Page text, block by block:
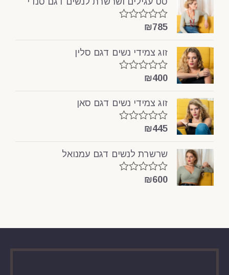
5
דורג
5
₪785
זוג צמידי נשים דגם סלין
דורג
5
₪400
זוג צמידי נשים דגם סאן
דורג
5
₪445
שרשרת לנשים דגם עמנואל
דורג₪600